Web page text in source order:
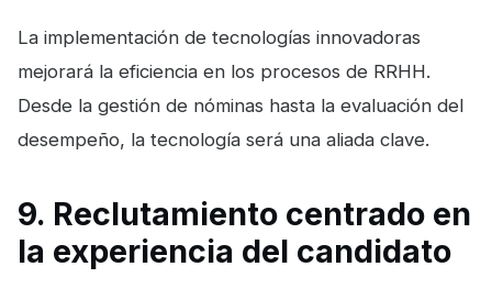
La implementación de tecnologías innovadoras
mejorará la eficiencia en los procesos de RRHH.
Desde la gestión de nóminas hasta la evaluación del
desempeño, la tecnología será una aliada clave.
9. Reclutamiento centrado en
la experiencia del candidato